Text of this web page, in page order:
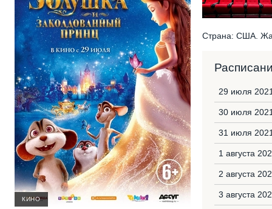
КИНО
Страна: США.
29 июля
30 июля
31 июля
1 августа
2 августа
3 августа